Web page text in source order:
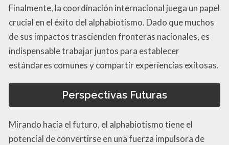
Finalmente, la coordinación internacional juega un papel
crucial en el éxito del alphabiotismo. Dado que muchos
de sus impactos trascienden fronteras nacionales, es
indispensable trabajar juntos para establecer
estándares comunes y compartir experiencias exitosas.
Perspectivas Futuras
Mirando hacia el futuro, el alphabiotismo tiene el
potencial de convertirse en una fuerza impulsora de